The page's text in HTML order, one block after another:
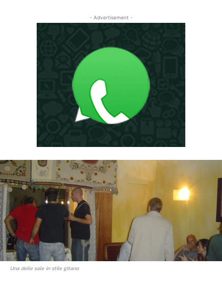
- Advertisement -
Una delle sale in stile gitano